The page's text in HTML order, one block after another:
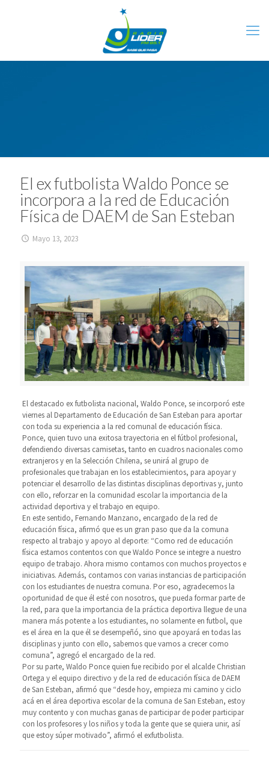
El ex futbolista Waldo Ponce se
incorpora a la red de Educación
Física de DAEM de San Esteban
Mayo 13, 2023
El destacado ex futbolista nacional, Waldo Ponce, se incorporó este
viernes al Departamento de Educación de San Esteban para aportar
con toda su experiencia a la red comunal de educación física.
Ponce, quien tuvo una exitosa trayectoria en el fútbol profesional,
defendiendo diversas camisetas, tanto en cuadros nacionales como
extranjeros y en la Selección Chilena, se unirá al grupo de
profesionales que trabajan en los establecimientos, para apoyar y
potenciar el desarrollo de las distintas disciplinas deportivas y, junto
con ello, reforzar en la comunidad escolar la importancia de la
actividad deportiva y el trabajo en equipo.
En este sentido, Fernando Manzano, encargado de la red de
educación física, afirmó que es un gran paso que da la comuna
respecto al trabajo y apoyo al deporte: “Como red de educación
física estamos contentos con que Waldo Ponce se integre a nuestro
equipo de trabajo. Ahora mismo contamos con muchos proyectos e
iniciativas. Además, contamos con varias instancias de participación
con los estudiantes de nuestra comuna. Por eso, agradecemos la
oportunidad de que él esté con nosotros, que pueda formar parte de
la red, para que la importancia de la práctica deportiva llegue de una
manera más potente a los estudiantes, no solamente en futbol, que
es el área en la que él se desempeñó, sino que apoyará en todas las
disciplinas y junto con ello, sabemos que vamos a crecer como
comuna”, agregó el encargado de la red.
Por su parte, Waldo Ponce quien fue recibido por el alcalde Christian
Ortega y el equipo directivo y de la red de educación física de DAEM
de San Esteban, afirmó que “desde hoy, empieza mi camino y ciclo
acá en el área deportiva escolar de la comuna de San Esteban, estoy
muy contento y con muchas ganas de participar de poder participar
con los profesores y los niños y toda la gente que se quiera unir, así
que estoy súper motivado”, afirmó el exfutbolista.